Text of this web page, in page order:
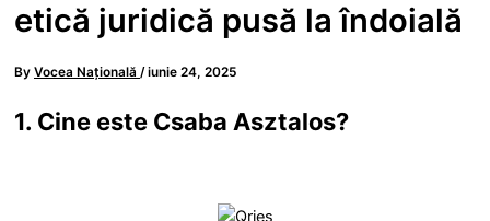
etică juridică pusă la îndoială
By Vocea Națională /iunie 24, 2025
1. Cine este Csaba Asztalos?